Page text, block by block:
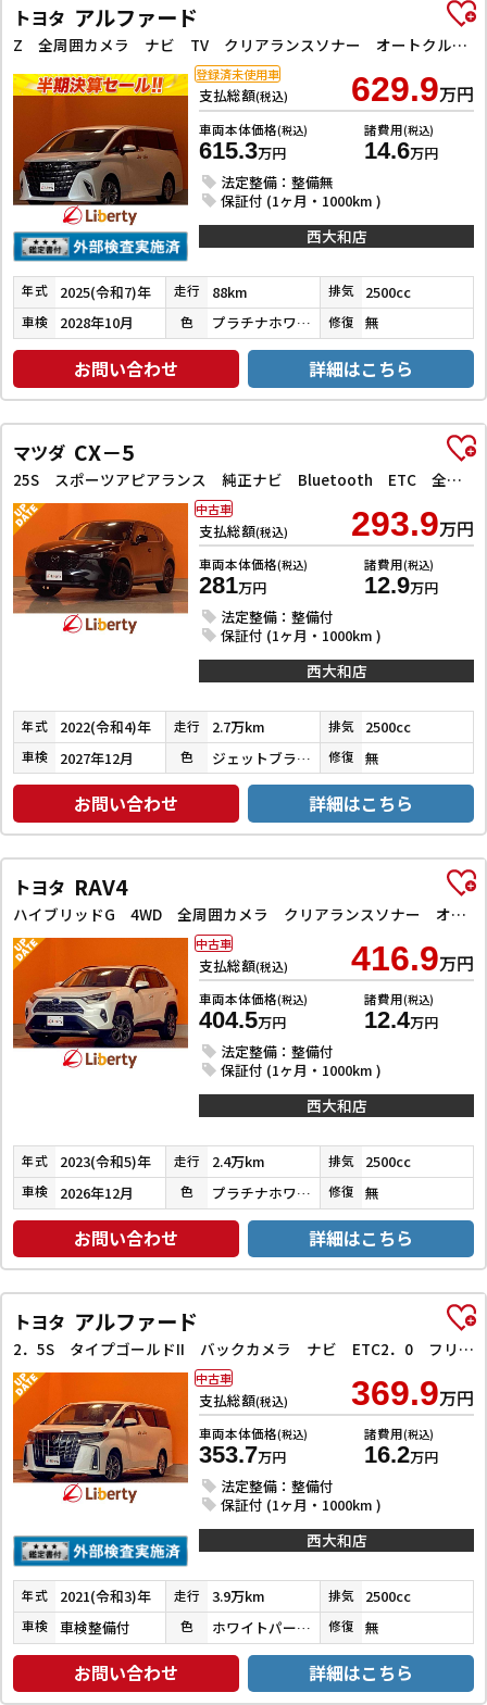
トヨタ アルファード
Z 全周囲カメラ ナビ TV クリアランスソナー オートクルーズコントロール レーンアシスト 衝突被害軽減システム 両側電動スライドドア オートライト LEDヘッドランプ スマートキー 電動格納ミラー
支払総額(税込) 629.9万円
車両本体価格(税込)
615.3万円
諸費用(税込)
14.6万円
法定整備：整備無
保証付 (1ヶ月・1000km )
登録済未使用車
西大和店
年式 2025(令和7)年 走行 88km 排気 2500cc
車検 2028年10月 色 プラチナホワイトパールマイカ 修復 無
お問い合わせ 詳細はこちら
マツダ CX－5
25S スポーツアピアランス 純正ナビ Bluetooth ETC 全周囲カメラ BOSEサウンド クリアランスソナー クルーズコントロール パワーシート 衝突被害軽減システム LEDヘッドランプ 電動リアゲート アルミホイール
支払総額(税込) 293.9万円
車両本体価格(税込)
281万円
諸費用(税込)
12.9万円
法定整備：整備付
保証付 (1ヶ月・1000km )
中古車
西大和店
年式 2022(令和4)年 走行 2.7万km 排気 2500cc
車検 2027年12月 色 ジェットブラックマイカ 修復 無
お問い合わせ 詳細はこちら
トヨタ RAV4
ハイブリッドG 4WD 全周囲カメラ クリアランスソナー オートクルーズコントロール レーンアシスト パワーシート 衝突被害軽減システム ナビ TV オートマチックハイビーム オートライト LEDヘッドランプ
支払総額(税込) 416.9万円
車両本体価格(税込)
404.5万円
諸費用(税込)
12.4万円
法定整備：整備付
保証付 (1ヶ月・1000km )
中古車
西大和店
年式 2023(令和5)年 走行 2.4万km 排気 2500cc
車検 2026年12月 色 プラチナホワイトパールマイカ 修復 無
お問い合わせ 詳細はこちら
トヨタ アルファード
2．5S タイプゴールドII バックカメラ ナビ ETC2．0 フリップダウンモニター クリアランスソナー オートクルーズコントロール 衝突被害軽減システム 両側電動スライドドア オートマチックハイビーム LEDヘッドランプ
支払総額(税込) 369.9万円
車両本体価格(税込)
353.7万円
諸費用(税込)
16.2万円
法定整備：整備付
保証付 (1ヶ月・1000km )
中古車
西大和店
年式 2021(令和3)年 走行 3.9万km 排気 2500cc
車検 車検整備付 色 ホワイトパールクリスタルシャイン 修復 無
お問い合わせ 詳細はこちら